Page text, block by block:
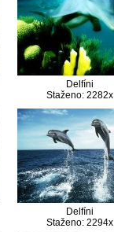
Delfíni
Staženo: 2282x
Delfíni
Staženo: 2294x